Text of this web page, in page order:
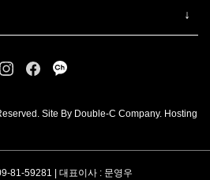
Site By Double-C Company. Hosting
81-59281 | 대표이사 : 문영우